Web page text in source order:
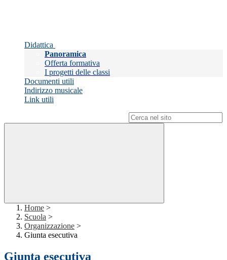
Didattica
Panoramica
Offerta formativa
I progetti delle classi
Documenti utili
Indirizzo musicale
Link utili
Home >
Scuola >
Organizzazione >
Giunta esecutiva
Giunta esecutiva